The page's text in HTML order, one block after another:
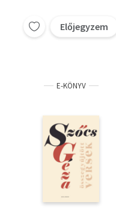
Előjegyzem
E-KÖNYV